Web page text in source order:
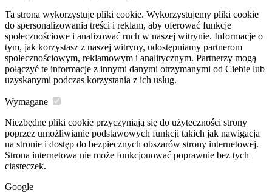
Ta strona wykorzystuje pliki cookie. Wykorzystujemy pliki cookie
do spersonalizowania treści i reklam, aby oferować funkcje
społecznościowe i analizować ruch w naszej witrynie. Informacje o
tym, jak korzystasz z naszej witryny, udostępniamy partnerom
społecznościowym, reklamowym i analitycznym. Partnerzy mogą
połączyć te informacje z innymi danymi otrzymanymi od Ciebie lub
uzyskanymi podczas korzystania z ich usług.
Wymagane
Niezbędne pliki cookie przyczyniają się do użyteczności strony
poprzez umożliwianie podstawowych funkcji takich jak nawigacja
na stronie i dostęp do bezpiecznych obszarów strony internetowej.
Strona internetowa nie może funkcjonować poprawnie bez tych
ciasteczek.
Google